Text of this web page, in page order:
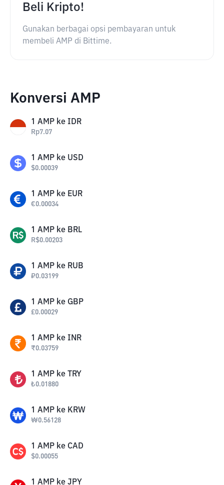
Beli Kripto!
Gunakan berbagai opsi pembayaran untuk
membeli AMP di Bittime.
Konversi AMP
1 AMP ke IDR
Rp7.07
1 AMP ke USD
$0.00039
1 AMP ke EUR
€0.00034
1 AMP ke BRL
R$0.00203
1 AMP ke RUB
₽0.03199
1 AMP ke GBP
£0.00029
1 AMP ke INR
₹0.03759
1 AMP ke TRY
₺0.01880
1 AMP ke KRW
₩0.56128
1 AMP ke CAD
$0.00055
1 AMP ke JPY